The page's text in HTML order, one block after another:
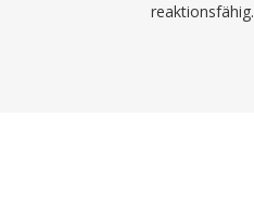
reaktionsfähig.